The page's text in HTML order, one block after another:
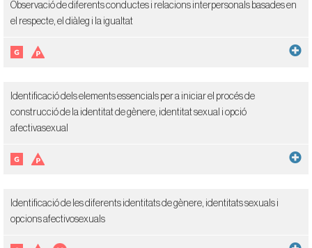
Observació de diferents conductes i relacions interpersonals basades en
el respecte, el diàleg i la igualtat
Identificació dels elements essencials per a iniciar el procés de
construcció de la identitat de gènere, identitat sexual i opció
afectivasexual
Identificació de les diferents identitats de gènere, identitats sexuals i
opcions afectivosexuals